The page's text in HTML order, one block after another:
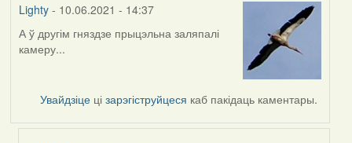
Lighty- 10.06.2021 - 14:37
А ў другім гняздзе прыцэльна заляпалі
камеру...
Увайдзіце цізарэгіструйцеся каб пакідаць каментары.